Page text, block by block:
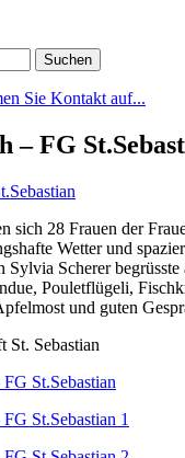
Sie Kontakt auf...
– FG
sich 28 Frauen der
Wetter und
Sylvia Scherer
Pouletflügeli,
und guten
St. Sebastian